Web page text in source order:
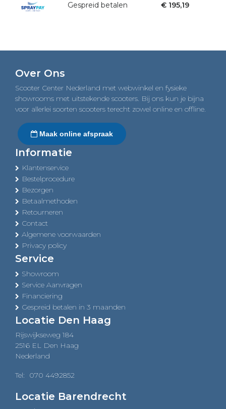
Gespreid betalen € 195,19
Over Ons
Scooter Center Nederland met webwinkel en fysieke
showrooms met uitstekende scooters. Bij ons kun je bijna
voor allerlei soorten scooters terecht zowel online en offline.
Maak online afspraak
Informatie
Klantenservice
Bestelprocedure
Bezorgen
Betaalmethoden
Retourneren
Contact
Algemene voorwaarden
Privacy policy
Service
Showroom
Service Aanvragen
Financiering
Gespreid betalen in 3 maanden
Locatie Den Haag
Rijswijkseweg 184
2516 EL Den Haag
Nederland
Tel: 070 4492852
Locatie Barendrecht